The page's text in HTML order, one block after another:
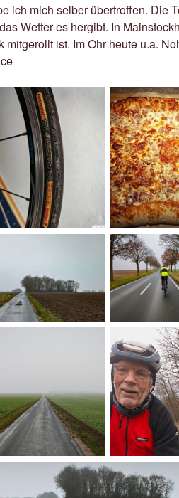
ich mich selber übertroffen. Die
Wetter es hergibt. In
mitgerollt ist. Im Ohr heute u.a.